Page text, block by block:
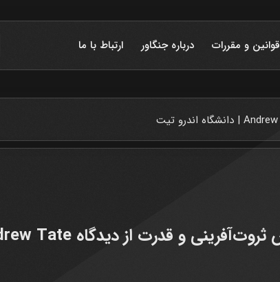
قوانین و مقررات درباره جنگاور ارتباط با ما